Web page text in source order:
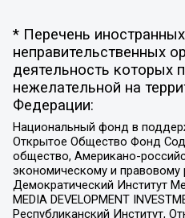
* Перечень
неправительственных
деятельность которых
нежелательной на
Федерации:
Национальный фонд в
Открытое Общество Фонд
общество, Американо-
экономическому и
Демократический Институт
MEDIA DEVELOPMENT
Республиканский Институт,